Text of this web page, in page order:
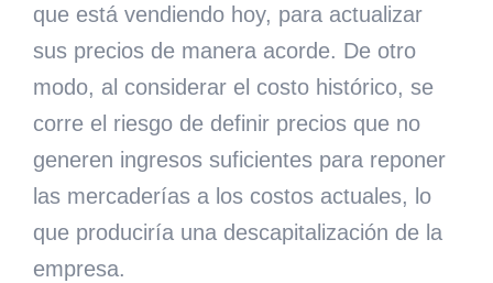
que está vendiendo hoy, para actualizar
sus precios de manera acorde. De otro
modo, al considerar el costo histórico, se
corre el riesgo de definir precios que no
generen ingresos suficientes para reponer
las mercaderías a los costos actuales, lo
que produciría una descapitalización de la
empresa.